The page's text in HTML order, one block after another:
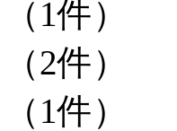
（1件）
（2件）
（1件）